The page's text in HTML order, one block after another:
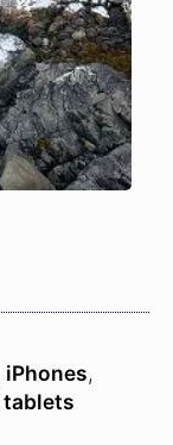
iPhones,
tablets